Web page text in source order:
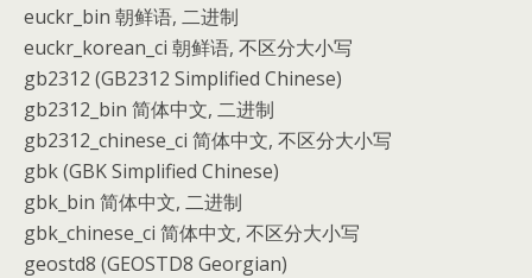
euckr_bin 朝鲜语, 二进制
euckr_korean_ci 朝鲜语, 不区分大小写
gb2312 (GB2312 Simplified Chinese)
gb2312_bin 简体中文, 二进制
gb2312_chinese_ci 简体中文, 不区分大小写
gbk (GBK Simplified Chinese)
gbk_bin 简体中文, 二进制
gbk_chinese_ci 简体中文, 不区分大小写
geostd8 (GEOSTD8 Georgian)